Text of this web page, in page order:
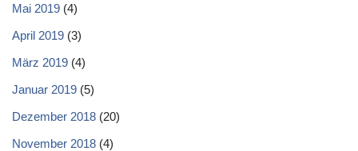
Mai 2019 (4)
April 2019 (3)
März 2019 (4)
Januar 2019 (5)
Dezember 2018 (20)
November 2018 (4)